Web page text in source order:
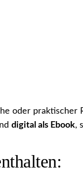
oder praktischer
digital als Ebook,